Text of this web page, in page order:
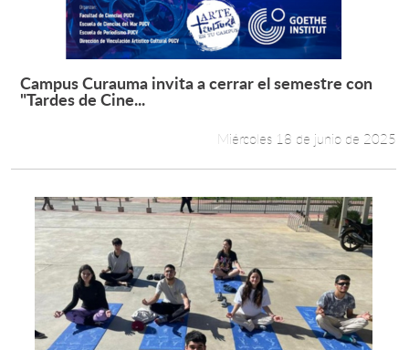
Leer más +
Campus Curauma invita a cerrar el semestre con
"Tardes de Cine...
Miércoles 18 de junio de 2025